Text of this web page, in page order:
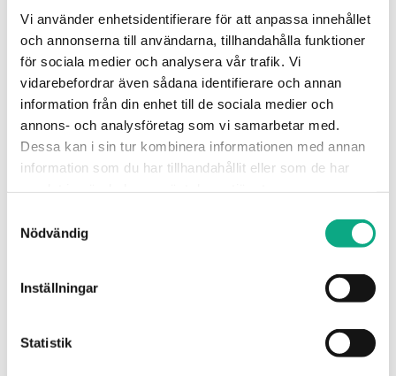
Vi använder enhetsidentifierare för att anpassa innehållet
och annonserna till användarna, tillhandahålla funktioner
för sociala medier och analysera vår trafik. Vi
vidarebefordrar även sådana identifierare och annan
information från din enhet till de sociala medier och
annons- och analysföretag som vi samarbetar med.
Dessa kan i sin tur kombinera informationen med annan
information som du har tillhandahållit eller som de har
Nödvändig
Inställningar
Statistik
Tömning av fettavskiljare i centrumets
restaurangstråk och tankar i kringorter som
Asmundtorp och vid kustnära fastigheter, med
protokoll efter besöket. Tömningsavgift tillkommer.
Slamsugning i Landskrona